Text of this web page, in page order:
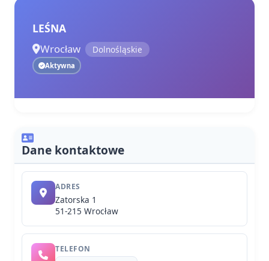
LEŚNA
Wrocław Dolnośląskie
Aktywna
Dane kontaktowe
ADRES
Zatorska 1
51-215 Wrocław
TELEFON